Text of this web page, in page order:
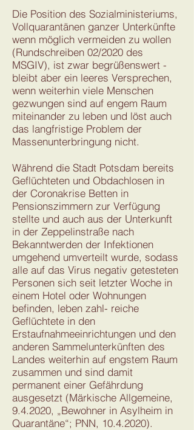
Die Position des Sozialministeriums,
Vollquarantänen ganzer Unterkünfte
wenn möglich vermeiden zu wollen
(Rundschreiben 02/2020 des
MSGIV), ist zwar begrüßenswert -
bleibt aber ein leeres Versprechen,
wenn weiterhin viele Menschen
gezwungen sind auf engem Raum
miteinander zu leben und löst auch
das langfristige Problem der
Massenunterbringung nicht.
Während die Stadt Potsdam bereits
Geflüchteten und Obdachlosen in
der Coronakrise Betten in
Pensionszimmern zur Verfügung
stellte und auch aus der Unterkunft
in der Zeppelinstraße nach
Bekanntwerden der Infektionen
umgehend umverteilt wurde, sodass
alle auf das Virus negativ getesteten
Personen sich seit letzter Woche in
einem Hotel oder Wohnungen
befinden, leben zahl- reiche
Geflüchtete in den
Erstaufnahmeeinrichtungen und den
anderen Sammelunterkünften des
Landes weiterhin auf engstem Raum
zusammen und sind damit
permanent einer Gefährdung
ausgesetzt (Märkische Allgemeine,
9.4.2020, „Bewohner in Asylheim in
Quarantäne“; PNN, 10.4.2020).